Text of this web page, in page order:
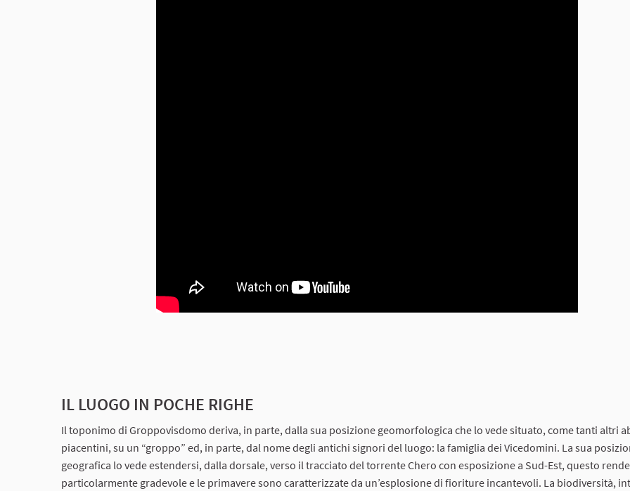
IL LUOGO IN POCHE RIGHE
Il toponimo di Groppovisdomo deriva, in parte, dalla sua posizione geomorfologica che lo vede situato, come tanti altri
piacentini, su un “groppo” ed, in parte, dal nome degli antichi signori del luogo: la famiglia dei Vicedomini. La sua
geografica lo vede estendersi, dalla dorsale, verso il tracciato del torrente Chero con esposizione a Sud-Est, questo
particolarmente gradevole e le primavere sono caratterizzate da un’esplosione di fioriture incantevoli. La biodiversità,